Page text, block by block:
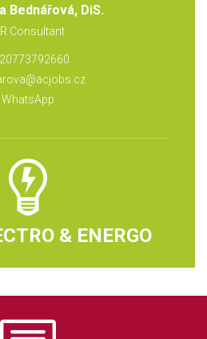
Bednářová, DiS.
Consultant
WhatsApp
& ENERGO